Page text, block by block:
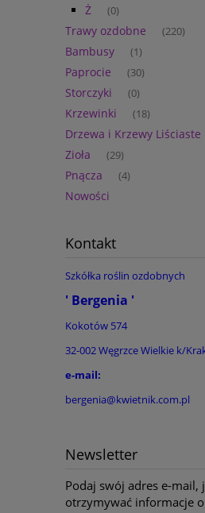
Ż (0)
Trawy ozdobne (220)
Bambusy (1)
Paprocie (30)
Storczyki (0)
Krzewinki (18)
Drzewa i Krzewy Liściaste
Zioła (29)
Pnącza (4)
Nowości
Kontakt
Szkółka roślin ozdobnych
' Bergenia '
Kokotów 574
32-002 Węgrzce Wielkie k/
e-mail:
bergenia@kwietnik.com.pl
Newsletter
Podaj swój adres e-mail,
otrzymywać informacje